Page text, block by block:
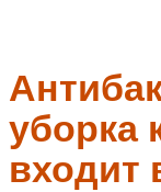
уборка
входит